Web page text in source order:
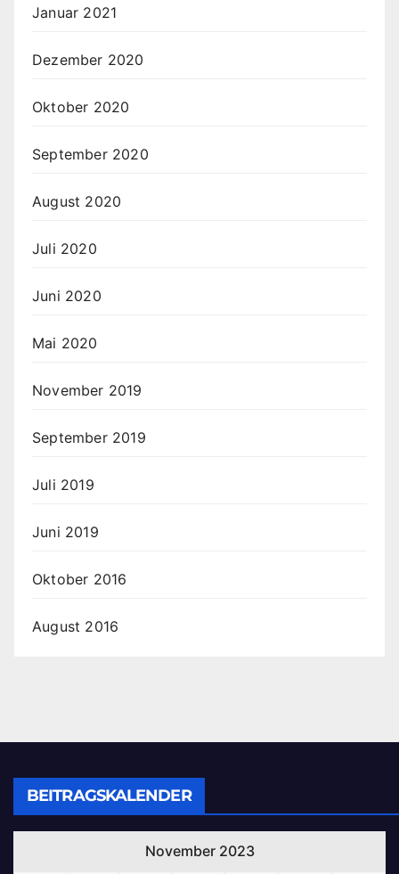
Januar 2021
Dezember 2020
Oktober 2020
September 2020
August 2020
Juli 2020
Juni 2020
Mai 2020
November 2019
September 2019
Juli 2019
Juni 2019
Oktober 2016
August 2016
BEITRAGSKALENDER
November 2023